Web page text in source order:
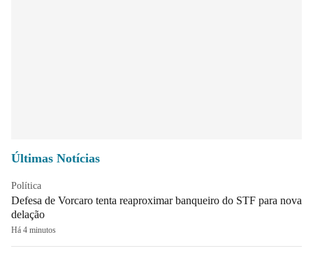
Últimas Notícias
Política
Defesa de Vorcaro tenta reaproximar banqueiro do STF para nova
delação
Há 4 minutos